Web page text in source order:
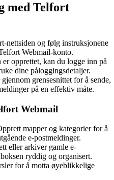
med Telfort
nettsiden og følg instruksjonene
Webmail-konto.
opprettet, kan du logge inn på
dine påloggingsdetaljer.
grensesnittet for å sende,
på en effektiv måte.
Webmail
mapper og kategorier for å
e-postmeldinger.
eller arkiver gamle e-
ryddig og organisert.
for å motta øyeblikkelige